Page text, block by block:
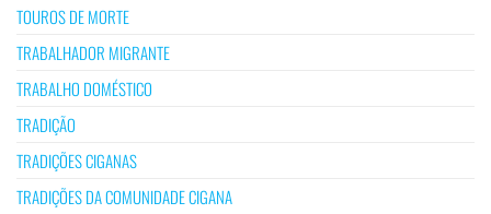
TOUROS DE MORTE
TRABALHADOR MIGRANTE
TRABALHO DOMÉSTICO
TRADIÇÃO
TRADIÇÕES CIGANAS
TRADIÇÕES DA COMUNIDADE CIGANA